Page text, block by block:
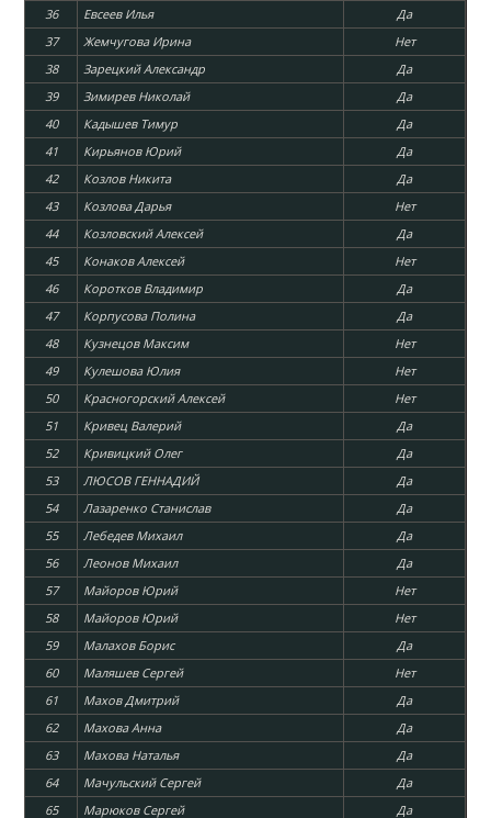
36
Евсеев Илья
Да
37
Жемчугова Ирина
Нет
38
Зарецкий Александр
Да
39
Зимирев Николай
Да
40
Кадышев Тимур
Да
41
Кирьянов Юрий
Да
42
Козлов Никита
Да
43
Козлова Дарья
Нет
44
Козловский Алексей
Да
45
Конаков Алексей
Нет
46
Коротков Владимир
Да
47
Корпусова Полина
Да
48
Кузнецов Максим
Нет
49
Кулешова Юлия
Нет
50
Красногорский Алексей
Нет
51
Кривец Валерий
Да
52
Кривицкий Олег
Да
53
ЛЮСОВ ГЕННАДИЙ
Да
54
Лазаренко Станислав
Да
55
Лебедев Михаил
Да
56
Леонов Михаил
Да
57
Майоров Юрий
Нет
58
Майоров Юрий
Нет
59
Малахов Борис
Да
60
Маляшев Сергей
Нет
61
Махов Дмитрий
Да
62
Махова Анна
Да
63
Махова Наталья
Да
64
Мачульский Сергей
Да
65
Марюков Сергей Да